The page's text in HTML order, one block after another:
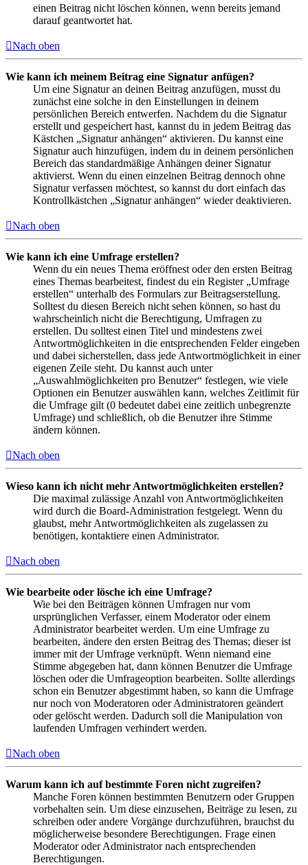
einen Beitrag nicht löschen können, wenn bereits jemand
darauf geantwortet hat.
Nach oben
Wie kann ich meinem Beitrag eine Signatur anfügen?
Um eine Signatur an deinen Beitrag anzufügen, musst du
zunächst eine solche in den Einstellungen in deinem
persönlichen Bereich entwerfen. Nachdem du die Signatur
erstellt und gespeichert hast, kannst du in jedem Beitrag das
Kästchen „Signatur anhängen“ aktivieren. Du kannst eine
Signatur auch hinzufügen, indem du in deinem persönlichen
Bereich das standardmäßige Anhängen deiner Signatur
aktivierst. Wenn du einen einzelnen Beitrag dennoch ohne
Signatur verfassen möchtest, so kannst du dort einfach das
Kontrollkästchen „Signatur anhängen“ wieder deaktivieren.
Nach oben
Wie kann ich eine Umfrage erstellen?
Wenn du ein neues Thema eröffnest oder den ersten Beitrag
eines Themas bearbeitest, findest du ein Register „Umfrage
erstellen“ unterhalb des Formulars zur Beitragserstellung.
Solltest du diesen Bereich nicht sehen können, so hast du
wahrscheinlich nicht die Berechtigung, Umfragen zu
erstellen. Du solltest einen Titel und mindestens zwei
Antwortmöglichkeiten in die entsprechenden Felder eingeben
und dabei sicherstellen, dass jede Antwortmöglichkeit in einer
eigenen Zeile steht. Du kannst auch unter
„Auswahlmöglichkeiten pro Benutzer“ festlegen, wie viele
Optionen ein Benutzer auswählen kann, welches Zeitlimit für
die Umfrage gilt (0 bedeutet dabei eine zeitlich unbegrenzte
Umfrage) und schließlich, ob die Benutzer ihre Stimme
ändern können.
Nach oben
Wieso kann ich nicht mehr Antwortmöglichkeiten erstellen?
Die maximal zulässige Anzahl von Antwortmöglichkeiten
wird durch die Board-Administration festgelegt. Wenn du
glaubst, mehr Antwortmöglichkeiten als zugelassen zu
benötigen, kontaktiere einen Administrator.
Nach oben
Wie bearbeite oder lösche ich eine Umfrage?
Wie bei den Beiträgen können Umfragen nur vom
ursprünglichen Verfasser, einem Moderator oder einem
Administrator bearbeitet werden. Um eine Umfrage zu
bearbeiten, ändere den ersten Beitrag des Themas; dieser ist
immer mit der Umfrage verknüpft. Wenn niemand eine
Stimme abgegeben hat, dann können Benutzer die Umfrage
löschen oder die Umfrageoption bearbeiten. Sollte allerdings
schon ein Benutzer abgestimmt haben, so kann die Umfrage
nur noch von Moderatoren oder Administratoren geändert
oder gelöscht werden. Dadurch soll die Manipulation von
laufenden Umfragen verhindert werden.
Nach oben
Warum kann ich auf bestimmte Foren nicht zugreifen?
Manche Foren können bestimmten Benutzern oder Gruppen
vorbehalten sein. Um diese einzusehen, Beiträge zu lesen, zu
schreiben oder andere Vorgänge durchzuführen, brauchst du
möglicherweise besondere Berechtigungen. Frage einen
Moderator oder Administrator nach entsprechenden
Berechtigungen.